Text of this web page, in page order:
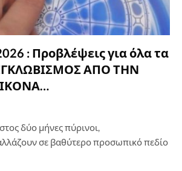
: Προβλέψεις για όλα τα
ΑΠΟ ΤΗΝ
δύο μήνες πύρινοι,
σε βαθύτερο προσωπικό πεδίο